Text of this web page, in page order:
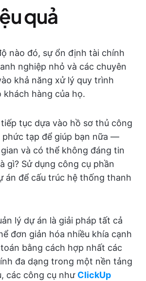
quả
nào đó, sự ổn định tài chính
nghiệp nhỏ và các chuyên
khả năng xử lý quy trình
hàng của họ.
tục dựa vào hồ sơ thủ công
phức tạp để giúp bạn nữa —
và có thể không đáng tin
gì? Sử dụng công cụ phần
án để cấu trúc hệ thống thanh
lý dự án là giải pháp tất cả
đơn giản hóa nhiều khía cạnh
bằng cách hợp nhất các
đa dạng trong một nền tảng
các công cụ như ClickUp